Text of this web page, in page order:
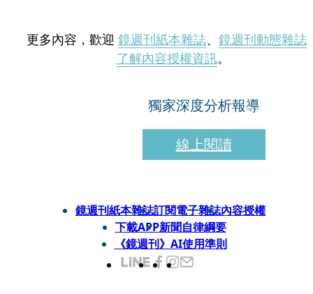
更多內容，歡迎 鏡週刊紙本雜誌、 鏡週刊動態雜誌
了解內容授權資訊。
獨家深度分析報導
線上閱讀
鏡週刊紙本雜誌訂閱電子雜誌內容授權
下載APP新聞自律綱要
《鏡週刊》AI使用準則